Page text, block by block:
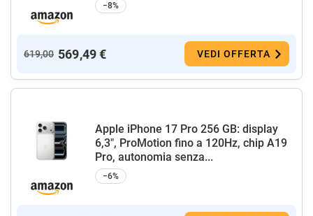
−8%
619,00 569,49 € VEDI OFFERTA
Apple iPhone 17 Pro 256 GB: display
6,3", ProMotion fino a 120Hz, chip A19
Pro, autonomia senza...
−6%